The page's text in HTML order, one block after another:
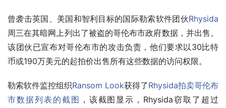
曾袭击英国、美国和智利目标的国际勒索软件团伙Rhysida
周三在其暗网上列出了被盗的哥伦布市政府数据，并出售。
该团伙已宣布对哥伦布市的攻击负责，他们要求以30比特
币或190万美元的起拍价出售所有这些数据的访问权限。
勒索软件监控组织Ransom Look获得了Rhysida拍卖哥伦布
市数据列表的截图 ，该截图显示，Rhysida窃取了超过